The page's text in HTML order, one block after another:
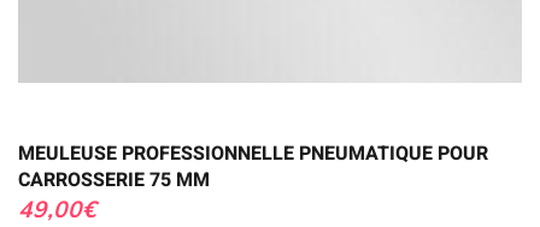
MEULEUSE PROFESSIONNELLE PNEUMATIQUE POUR
CARROSSERIE 75 MM
49,00€